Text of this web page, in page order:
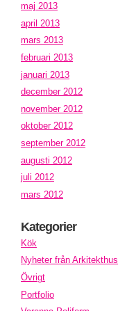
maj 2013
april 2013
mars 2013
februari 2013
januari 2013
december 2012
november 2012
oktober 2012
september 2012
augusti 2012
juli 2012
mars 2012
Kategorier
Kök
Nyheter från Arkitekthus
Övrigt
Portfolio